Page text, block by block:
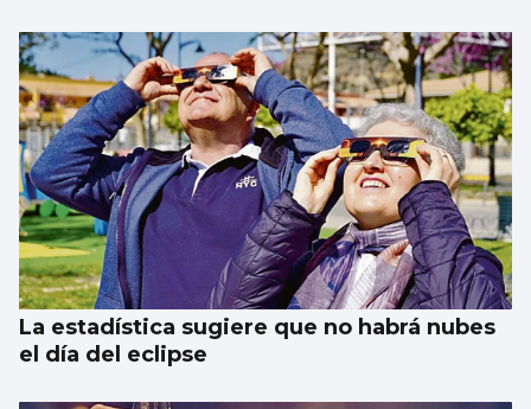
La estadística sugiere que no habrá nubes
el día del eclipse